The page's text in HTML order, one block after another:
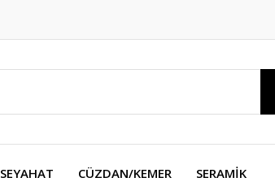
SEYAHAT CÜZDAN/KEMER SERAMİK